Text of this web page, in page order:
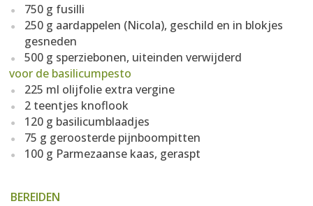
750 g fusilli
250 g aardappelen (Nicola), geschild en in blokjes
gesneden
500 g sperziebonen, uiteinden verwijderd
voor de basilicumpesto
225 ml olijfolie extra vergine
2 teentjes knoflook
120 g basilicumblaadjes
75 g geroosterde pijnboompitten
100 g Parmezaanse kaas, geraspt
BEREIDEN